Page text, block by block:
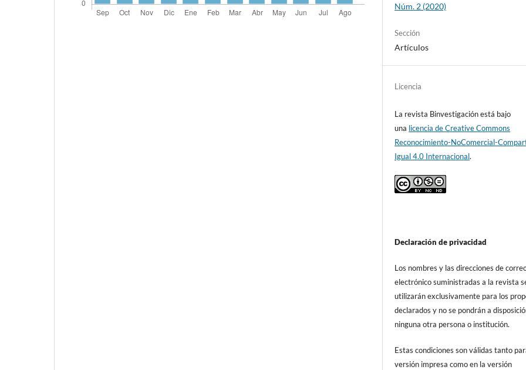
Núm. 2 (2020)
Sección
Artículos
Licencia
La revista Binvestigación está bajo
una licencia de Creative Commons
Reconocimiento-NoComercial-
Igual 4.0 Internacional.
Declaración de privacidad
Los nombres y las direcciones de
electrónico suministradas a la revista
utilizarán exclusivamente para los
declarados y no se pondrán a
ninguna otra persona o institución.
Estas condiciones son válidas tanto
versión impresa como en la versión